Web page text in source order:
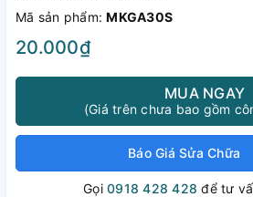
Mã sản phẩm:MKGA30S
20.000₫
MUA NGAY
(Giá trên chưa bao gồm
Báo Giá Sửa Chữa
Gọi0918 428 428 để tư